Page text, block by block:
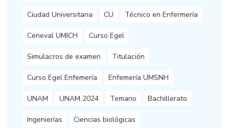
Ciudad Universitaria CU Técnico en Enfermería
Ceneval UMICH Curso Egel
Simulacros de examen Titulación
Curso Egel Enfemería Enfemería UMSNH
UNAM UNAM 2024 Temario Bachillerato
Ingenierías Ciencias biológicas